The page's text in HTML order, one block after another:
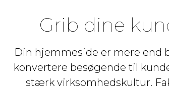
Grib dine
Din hjemmeside er mere end
konvertere besøgende til
stærk virksomhedskultur.